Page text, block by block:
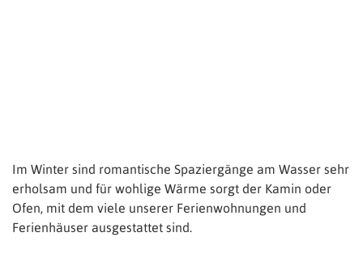
Im Winter sind romantische Spaziergänge am Wasser sehr
erholsam und für wohlige Wärme sorgt der Kamin oder
Ofen, mit dem viele unserer Ferienwohnungen und
Ferienhäuser ausgestattet sind.